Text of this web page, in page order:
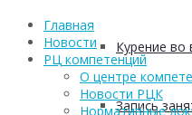
Курение во
Запись
Главная
Новости
РЦ компетенций
О центре
Новости РЦК
Нормативные